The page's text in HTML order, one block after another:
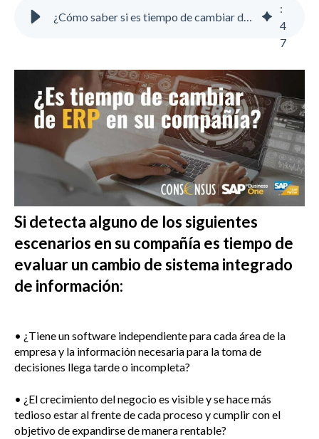
¿Cómo saber si es tiempo de cambiar de ERP en su compañía? - Consensus - SAP Business One | Software ERP para pequeñas empresas
:
4
7
Si detecta alguno de los siguientes
escenarios en su compañía es tiempo de
evaluar un cambio de sistema integrado
de información:
• ¿Tiene un software independiente para cada área de la
empresa y la información necesaria para la toma de
decisiones llega tarde o incompleta?
• ¿El crecimiento del negocio es visible y se hace más
tedioso estar al frente de cada proceso y cumplir con el
objetivo de expandirse de manera rentable?